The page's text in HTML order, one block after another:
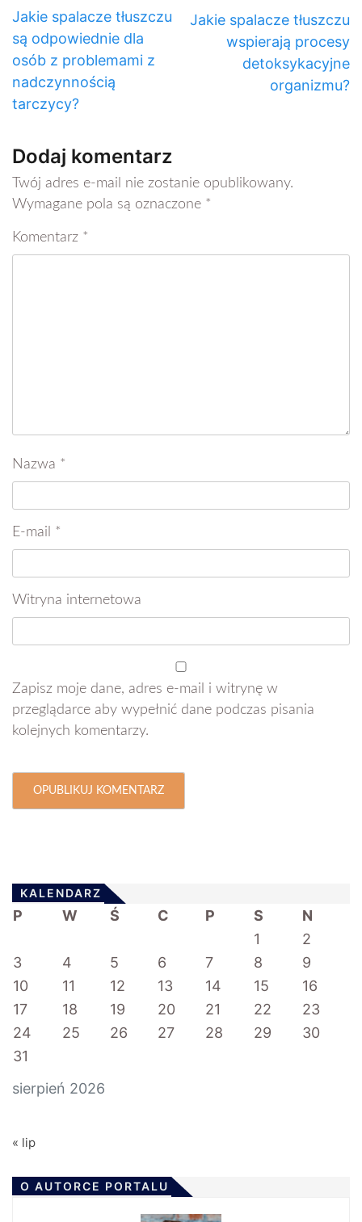
Jakie spalacze tłuszczu
są odpowiednie dla
osób z problemami z
nadczynnością
tarczycy?
Jakie spalacze tłuszczu
wspierają procesy
detoksykacyjne
organizmu?
Dodaj komentarz
Twój adres e-mail nie zostanie opublikowany.
Wymagane pola są oznaczone *
Komentarz *
Nazwa *
E-mail *
Witryna internetowa
Zapisz moje dane, adres e-mail i witrynę w
przeglądarce aby wypełnić dane podczas pisania
kolejnych komentarzy.
KALENDARZ
sierpień 2026
P W Ś C P S
N
1
2
3
4 5 6 7 8
9
10
11 12 13 14 15
16
17
18 19 20 21 22
23
24
25 26 27 28 29
30
31
« lip
O AUTORCE PORTALU